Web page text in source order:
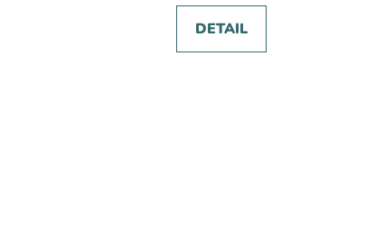
DETAIL